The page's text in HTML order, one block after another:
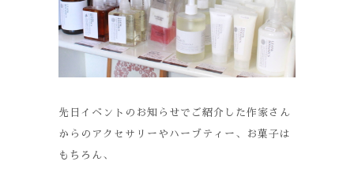
先日イベントのお知らせでご紹介した作家さん
からのアクセサリーやハーブティー、お菓子は
もちろん、